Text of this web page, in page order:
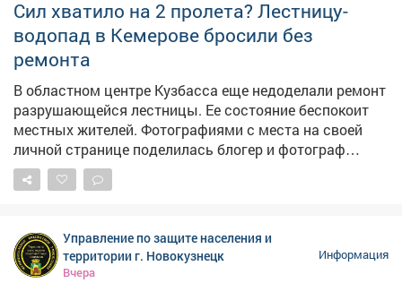
Сил хватило на 2 пролета? Лестницу-
водопад в Кемерове бросили без
ремонта
В областном центре Кузбасса еще недоделали ремонт
разрушающейся лестницы. Ее состояние беспокоит
местных жителей. Фотографиями с места на своей
личной странице поделилась блогер и фотограф
Екатерина Комарова. – Читала, что ремонтируют
лестницу на Пионерском. Два пролёта сделали – и на
действительно приведена в порядок, однако
оставшаяся секция по-прежнему находится в
Управление по защите населения и
территории г. Новокузнецк
Вчера
Информация